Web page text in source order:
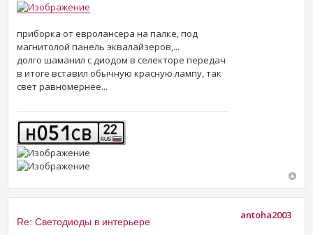
приборка от евролансера на палке, под
магнитолой панель эквалайзеров,...
долго шаманил с диодом в селекторе передач
в итоге вставил обычную красную лампу, так
свет равномернее...
Re: Светодиоды в интерьере
antoha2003